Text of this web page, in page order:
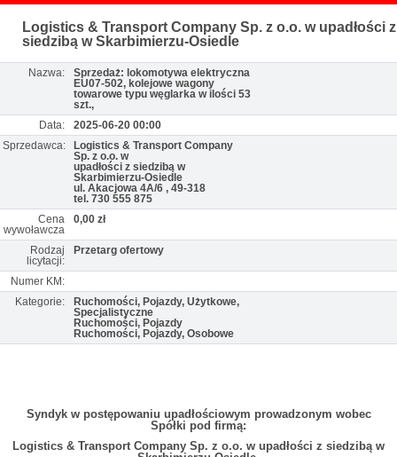
Logistics & Transport Company Sp. z o.o. w upadłości z
siedzibą w Skarbimierzu-Osiedle
Nazwa:
Sprzedaż: lokomotywa elektryczna
EU07-502, kolejowe wagony
towarowe typu węglarka w ilości 53
szt.,
Data:
2025-06-20 00:00
Sprzedawca:
Logistics & Transport Company
Sp. z o.o. w
upadłości z siedzibą w
Skarbimierzu-Osiedle
ul. Akacjowa 4A/6 , 49-318
tel. 730 555 875
Cena
wywoławcza
0,00 zł
Rodzaj
licytacji:
Przetarg ofertowy
Numer KM:
Kategorie:
Ruchomości, Pojazdy, Użytkowe,
Specjalistyczne
Ruchomości, Pojazdy
Ruchomości, Pojazdy, Osobowe
Syndyk w postępowaniu upadłościowym prowadzonym wobec
Spółki pod firmą:
Logistics & Transport Company Sp. z o.o. w upadłości z siedzibą w